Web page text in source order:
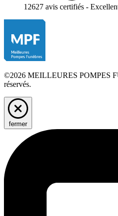
12627 avis certifiés -
©2026 MEILLEURES POMPES
réservés.
fermer